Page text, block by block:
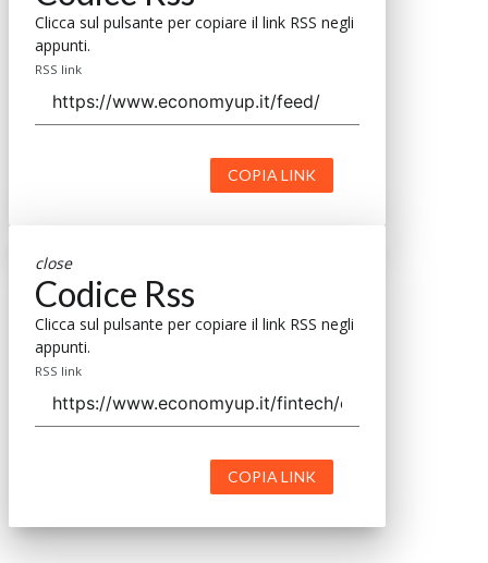
Clicca sul pulsante per copiare il link RSS negli
appunti.
RSS link
COPIA LINK
close
Codice Rss
Clicca sul pulsante per copiare il link RSS negli
appunti.
RSS link
COPIA LINK